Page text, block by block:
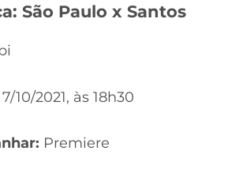
São Paulo x Santos
7/10/2021, às 18h30
Premiere